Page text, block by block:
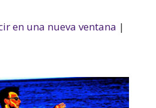
en una nueva ventana |